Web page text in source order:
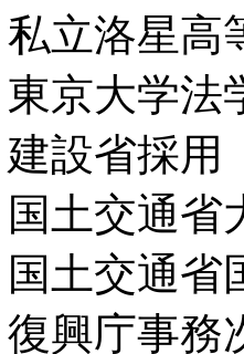
立洛星高
京大学法
設省採用
土交通省
土交通省
興庁事務